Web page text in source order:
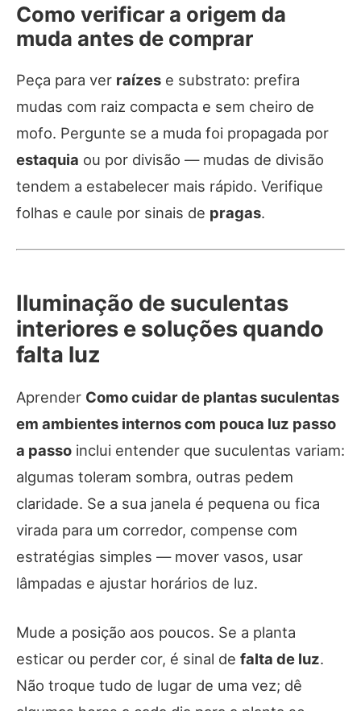
Como verificar a origem da
muda antes de comprar
Peça para ver raízes e substrato: prefira
mudas com raiz compacta e sem cheiro de
mofo. Pergunte se a muda foi propagada por
estaquia ou por divisão — mudas de divisão
tendem a estabelecer mais rápido. Verifique
folhas e caule por sinais de pragas.
Iluminação de suculentas
interiores e soluções quando
falta luz
Aprender Como cuidar de plantas suculentas
em ambientes internos com pouca luz passo
a passo inclui entender que suculentas variam:
algumas toleram sombra, outras pedem
claridade. Se a sua janela é pequena ou fica
virada para um corredor, compense com
estratégias simples — mover vasos, usar
lâmpadas e ajustar horários de luz.
Mude a posição aos poucos. Se a planta
esticar ou perder cor, é sinal de falta de luz.
Não troque tudo de lugar de uma vez; dê